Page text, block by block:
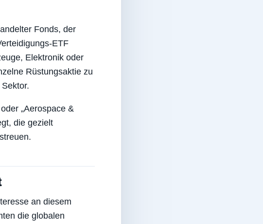
Fonds, der
ETF
Elektronik oder
Rüstungsaktie zu
„Aerospace &
die gezielt
an diesem
die globalen